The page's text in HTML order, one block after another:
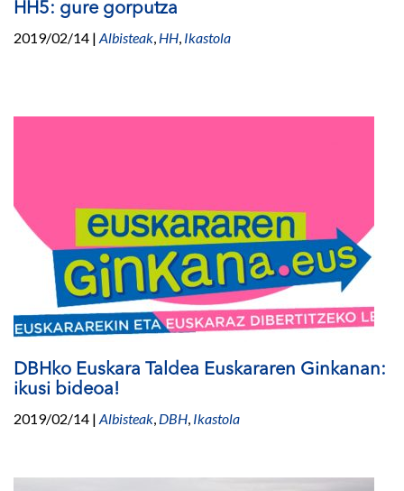
HH5: gure gorputza
2019/02/14 | Albisteak, HH, Ikastola
DBHko Euskara Taldea Euskararen Ginkanan:
ikusi bideoa!
2019/02/14 | Albisteak, DBH, Ikastola